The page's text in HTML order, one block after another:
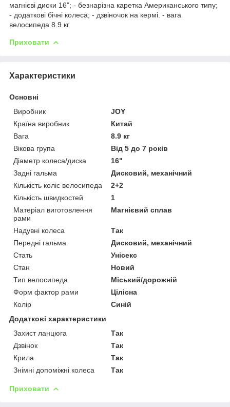
магнієві диски 16”; - безнарізна каретка Американського типу;
- додаткові бічні колеса; - дзвіночок на кермі. - вага
велосипеда 8.9 кг
Приховати
Характеристики
Основні
Виробник
JOY
Країна виробник
Китай
Вага
8.9 кг
Вікова група
Від 5 до 7 років
Діаметр колеса/диска
16"
Задні гальма
Дисковий, механічний
Кількість коліс велосипеда
2+2
Кількість швидкостей
1
Матеріал виготовлення
рами
Магнієвий сплав
Надувні колеса
Так
Передні гальма
Дисковий, механічний
Стать
Унісекс
Стан
Новий
Тип велосипеда
Міський/дорожній
Форм фактор рами
Цілісна
Колір
Синій
Додаткові характеристики
Захист ланцюга
Так
Дзвінок
Так
Крила
Так
Знімні допоміжні колеса
Так
Приховати